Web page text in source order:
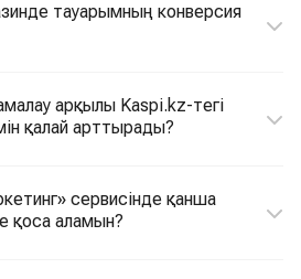
тауарымның конверсия
арқылы Kaspi.kz-тегі
қалай арттырады?
сервисінде қанша
қоса аламын?